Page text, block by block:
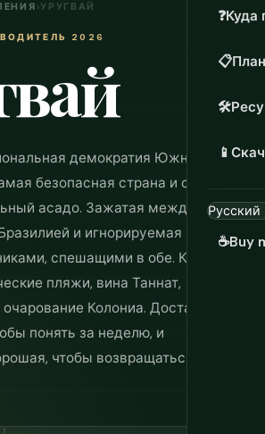
❓Куда
📋
🛠️
📱
☕Buy
›УРУГВАЙ
2026
демократия Южной
безопасная страна и самый
асадо. Зажатая между
и игнорируемая
спешащими в обе. Культура
пляжи, вина Таннат,
Колониа. Достаточно
понять за неделю, и
чтобы возвращаться